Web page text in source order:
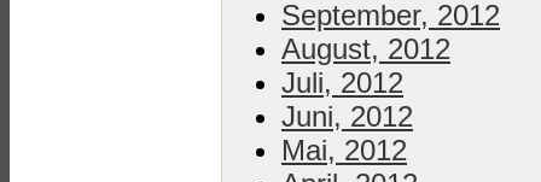
September, 2012
August, 2012
Juli, 2012
Juni, 2012
Mai, 2012